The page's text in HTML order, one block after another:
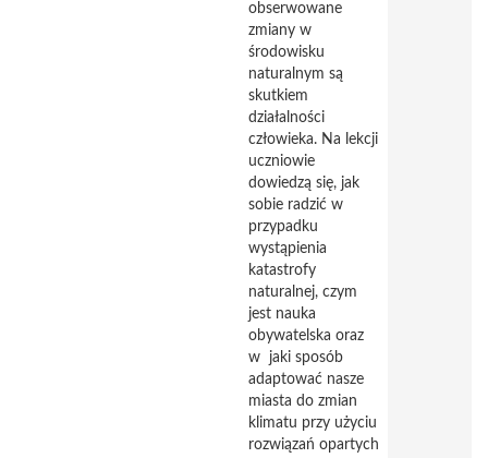
obserwowane
zmiany w
środowisku
naturalnym są
skutkiem
działalności
człowieka. Na lekcji
uczniowie
dowiedzą się, jak
sobie radzić w
przypadku
wystąpienia
katastrofy
naturalnej, czym
jest nauka
obywatelska oraz
w jaki sposób
adaptować nasze
miasta do zmian
klimatu przy użyciu
rozwiązań opartych